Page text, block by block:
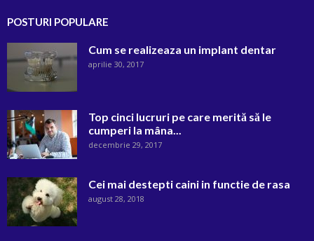
POSTURI POPULARE
Cum se realizeaza un implant dentar
aprilie 30, 2017
Top cinci lucruri pe care merită să le
cumperi la mâna...
decembrie 29, 2017
Cei mai destepti caini in functie de rasa
august 28, 2018